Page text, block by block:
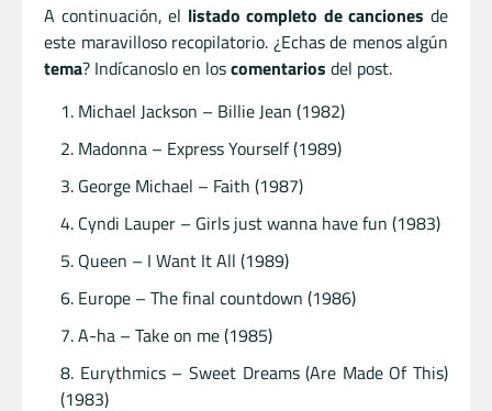
A continuación, el listado completo de canciones de
este maravilloso recopilatorio. ¿Echas de menos algún
tema? Indícanoslo en loscomentarios del post.
Michael Jackson – Billie Jean (1982)
Madonna – Express Yourself (1989)
George Michael – Faith (1987)
Cyndi Lauper – Girls just wanna have fun (1983)
Queen – I Want It All (1989)
Europe – The final countdown (1986)
A-ha – Take on me (1985)
Eurythmics – Sweet Dreams (Are Made Of This)
(1983)